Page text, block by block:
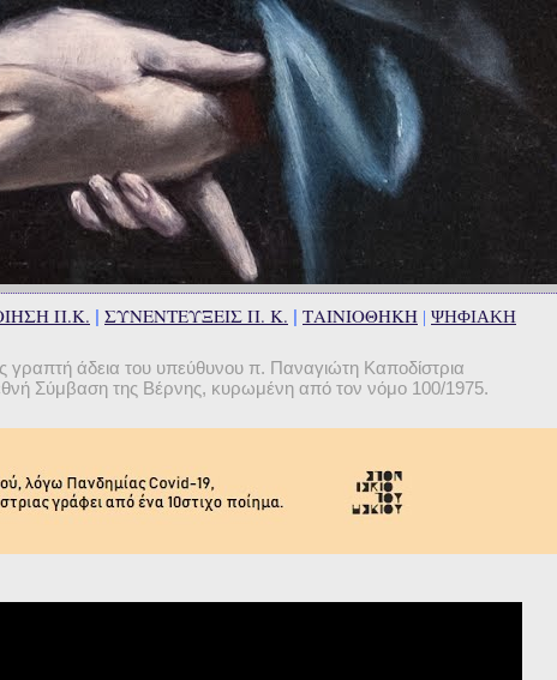
Π.Κ. | ΣΥΝΕΝΤΕΥΞΕΙΣ Π. Κ. | ΤΑΙΝΙΟΘΗΚΗ | ΨΗΦΙΑΚΗ
γραπτή άδεια του υπεύθυνου π. Παναγιώτη Καποδίστρια
Σύμβαση της Βέρνης, κυρωμένη από τον νόμο 100/1975.